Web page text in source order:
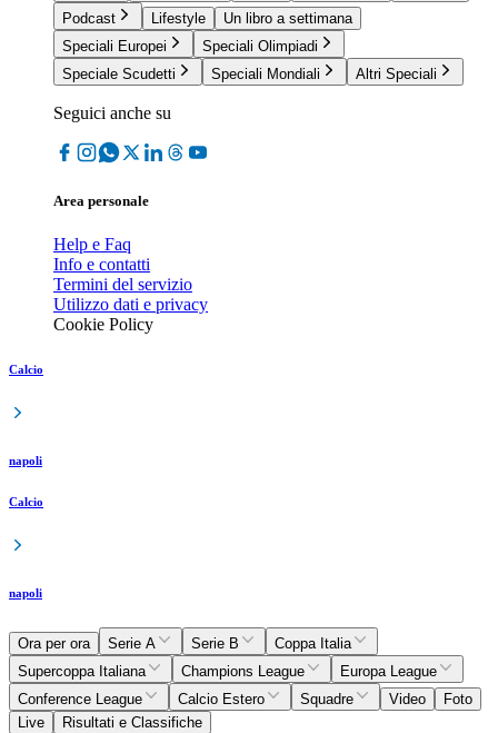
Podcast
Lifestyle
Un libro a settimana
Speciali Europei
Speciali Olimpiadi
Speciale Scudetti
Speciali Mondiali Altri Speciali
Seguici anche su
Area personale
Help e Faq
Info e contatti
Termini del servizio
Utilizzo dati e privacy
Cookie Policy
Calcio
napoli
Calcio
napoli
Ora per ora Serie A Serie B
Coppa Italia
Supercoppa Italiana
Champions League
Europa League
Conference League
Calcio Estero Squadre Video
Foto
Live
Risultati e Classifiche